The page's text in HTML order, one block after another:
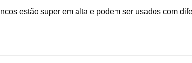
estão super em alta e podem ser usados com